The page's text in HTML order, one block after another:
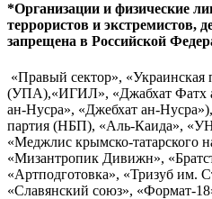
*Организации и физические
террористов и экстремистов,
запрещена в Российской
«Правый сектор», «Украинская
(УПА),«ИГИЛ», «Джабхат Фатх
ан-Нусра», «Джебхат ан-
партия (НБП), «Аль-Каида»,
«Меджлис крымско-татарского
«Мизантропик Дивижн»,
«Артподготовка», «Тризуб им.
«Славянский союз», «Формат-